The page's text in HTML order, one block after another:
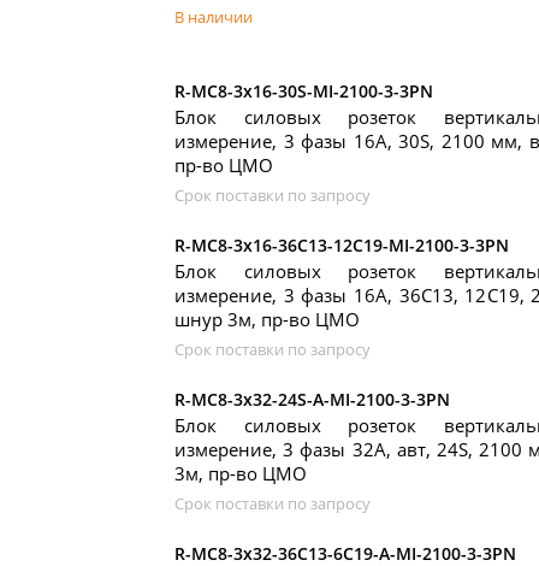
В наличии
R-MC8-3x16-30S-MI-2100-3-3PN
Блок силовых розеток
измерение, 3 фазы 16А, 30S, 2100 мм,
пр-во ЦМО
Срок поставки по запросу
R-MC8-3x16-36C13-12C19-MI-2100-3-3PN
Блок силовых розеток
измерение, 3 фазы 16А, 36C13, 12C19,
шнур 3м, пр-во ЦМО
Срок поставки по запросу
R-MC8-3x32-24S-A-MI-2100-3-3PN
Блок силовых розеток
измерение, 3 фазы 32А, авт, 24S, 2100
3м, пр-во ЦМО
Срок поставки по запросу
R-MC8-3x32-36C13-6C19-A-MI-2100-3-3PN